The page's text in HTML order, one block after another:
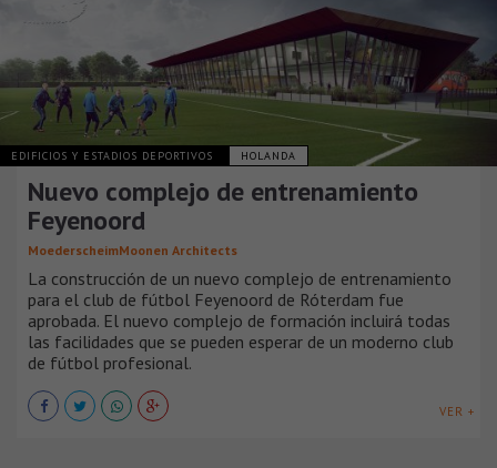
EDIFICIOS Y ESTADIOS DEPORTIVOS HOLANDA
Nuevo complejo de entrenamiento
Feyenoord
MoederscheimMoonen Architects
La construcción de un nuevo complejo de entrenamiento
para el club de fútbol Feyenoord de Róterdam fue
aprobada. El nuevo complejo de formación incluirá todas
las facilidades que se pueden esperar de un moderno club
de fútbol profesional.
VER +